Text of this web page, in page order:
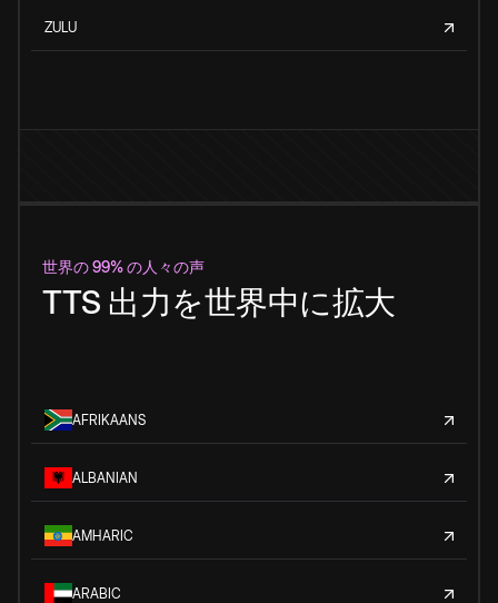
ZULU
世界の 99% の人々の声
TTS 出力を世界中に拡大
AFRIKAANS
ALBANIAN
AMHARIC
ARABIC